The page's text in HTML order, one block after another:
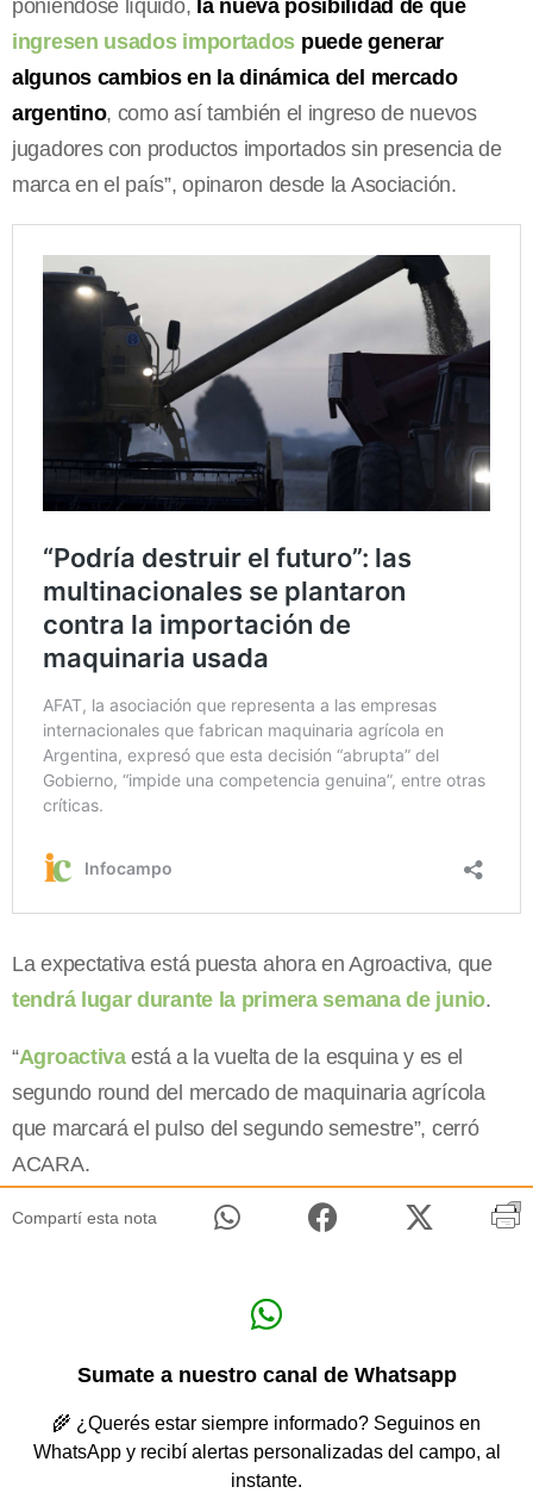
poniéndose líquido, la nueva posibilidad de que
ingresen usados importados puede generar
algunos cambios en la dinámica del mercado
argentino, como así también el ingreso de nuevos
jugadores con productos importados sin presencia de
marca en el país”, opinaron desde la Asociación.
La expectativa está puesta ahora en Agroactiva, que
tendrá lugar durante la primera semana de junio.
“Agroactivaestá a la vuelta de la esquina y es el
segundo round del mercado de maquinaria agrícola
que marcará el pulso del segundo semestre”, cerró
ACARA.
Compartí esta nota
Sumate a nuestro canal de Whatsapp
🌾 ¿Querés estar siempre informado? Seguinos en
WhatsApp y recibí alertas personalizadas del campo, al
instante.